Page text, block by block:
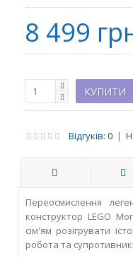
8 499
Відгуків: 0 |
Переосмислення
конструктор LEGO
сім'ям розігрувати
робота та